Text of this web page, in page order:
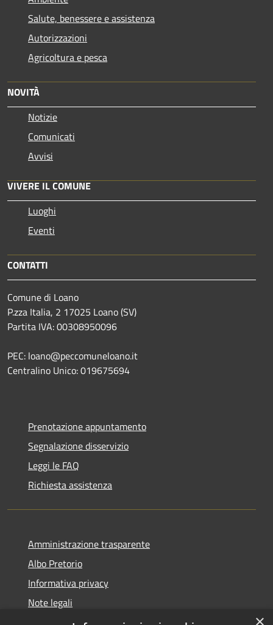
Salute, benessere e assistenza
Autorizzazioni
Agricoltura e pesca
NOVITÀ
Notizie
Comunicati
Avvisi
VIVERE IL COMUNE
Luoghi
Eventi
CONTATTI
Comune di Loano
P.zza Italia, 2 17025 Loano (SV)
Partita IVA: 00308950096
PEC: loano@peccomuneloano.it
Centralino Unico: 019675694
Prenotazione appuntamento
Segnalazione disservizio
Leggi le FAQ
Richiesta assistenza
Amministrazione trasparente
Albo Pretorio
Informativa privacy
Note legali
Dichiarazione di accessibilità